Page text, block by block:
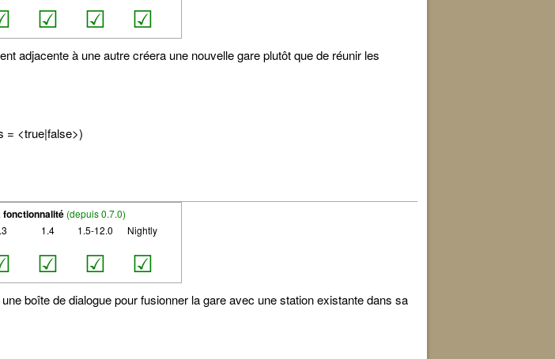
☑ ☑ ☑
adjacente à une autre créera une nouvelle gare plutôt que de réunir les
= <true|false>)
fonctionnalité (depuis 0.7.0)
1.4
☑
1.5-12.0
☑
Nightly
☑
boîte de dialogue pour fusionner la gare avec une station existante dans sa